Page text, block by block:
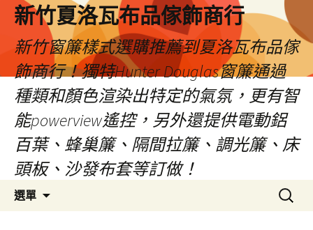
新竹夏洛瓦布品傢飾商行
新竹窗簾樣式選購推薦到夏洛瓦布品傢
飾商行！獨特Hunter Douglas窗簾通過
種類和顏色渲染出特定的氣氛，更有智
能powerview遙控，另外還提供電動鋁
百葉、蜂巢簾、隔間拉簾、調光簾、床
頭板、沙發布套等訂做！
選單
搜
尋